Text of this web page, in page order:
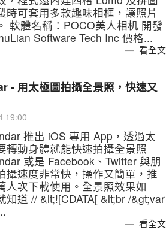
時可套用多款趣味相框，讓照片
軟體名稱：POCO美人相机 開發
Software Tech Inc 價格...
看全文
- 用太極圖拍攝全景照，快速又
19:00
推出 iOS 專用 App，透過太
轉動身體就能快速拍攝全景照
或是 Facebook、Twitter 與朋
攝速度非常快，操作又簡單，推
人次下載使用。全景照效果如
知道 // &lt;![CDATA[ &lt;br /&gt;var
看全文